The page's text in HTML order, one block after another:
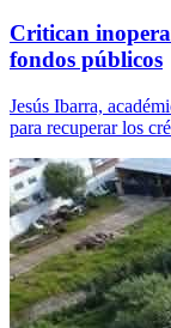
Critican
fondos públicos
Jesús Ibarra,
para recuperar los